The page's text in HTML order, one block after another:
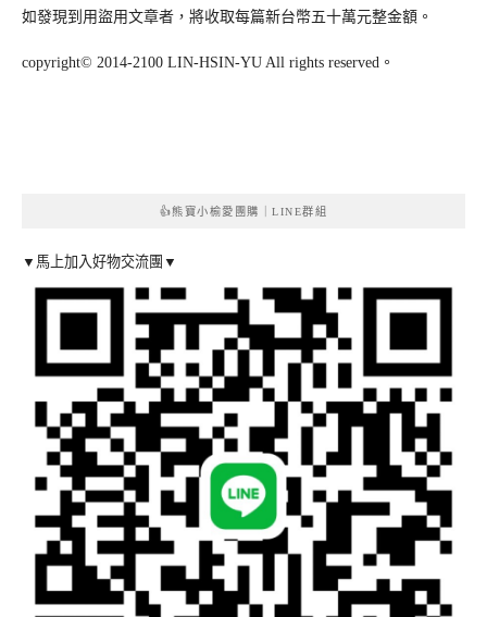
如發現到用盜用文章者，將收取每篇新台幣五十萬元整金額。
copyright© 2014-2100 LIN-HSIN-YU All rights reserved。
👍熊寶小榆愛團購｜LINE群組
▼馬上加入好物交流團▼